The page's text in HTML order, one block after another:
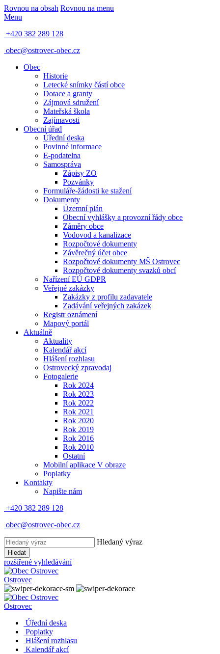
Rovnou na obsah Rovnou na menu
Menu
+420 382 289 128
obec@ostrovec-obec.cz
Obec
Historie
Letecké snímky částí obce
Dotace a granty
Zájmová sdružení
Mateřská škola
Zajímavosti
Obecní úřad
Úřední deska
Povinné informace
E-podatelna
Samospráva
Zápisy ZO
Pozvánky
Formuláře-žádosti ke stažení
Dokumenty
Územní plán
Obecní vyhlášky a provozní řády obce
Záměry obce
Vodovod a kanalizace
Rozpočtové dokumenty
Závěrečný účet obce
Rozpočtové dokumenty MŠ Ostrovec
Rozpočtové dokumenty svazků obcí
Nařízení EÚ GDPR
Veřejné zakázky
Zakázky z profilu zadavatele
Zadávání veřejných zakázek
Registr oznámení
Mapový portál
Aktuálně
Aktuality
Kalendář akcí
Hlášení rozhlasu
Ostrovecký zpravodaj
Fotogalerie
Rok 2024
Rok 2023
Rok 2022
Rok 2021
Rok 2020
Rok 2019
Rok 2016
Rok 2010
Ostatní
Mobilní aplikace V obraze
Poplatky
Kontakty
Napište nám
+420 382 289 128
obec@ostrovec-obec.cz
Hledaný výraz
Hledat
rozšířené vyhledávání
Ostrovec
Ostrovec
Úřední deska
Poplatky
Hlášení rozhlasu
Kalendář akcí